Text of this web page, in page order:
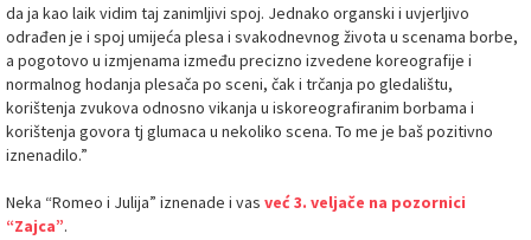
da ja kao laik vidim taj zanimljivi spoj. Jednako organski i uvjerljivo
odrađen je i spoj umijeća plesa i svakodnevnog života u scenama borbe,
a pogotovo u izmjenama između precizno izvedene koreografije i
normalnog hodanja plesača po sceni, čak i trčanja po gledalištu,
korištenja zvukova odnosno vikanja u iskoreografiranim borbama i
korištenja govora tj glumaca u nekoliko scena. To me je baš pozitivno
iznenadilo.”
Neka “Romeo i Julija” iznenade i vas već 3. veljače na pozornici
“Zajca”.